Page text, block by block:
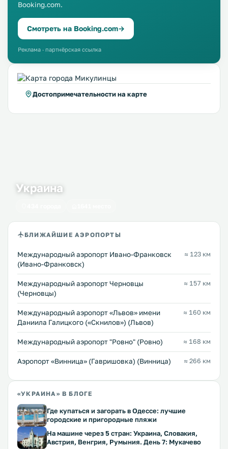
Booking.com.
Смотреть на Booking.com→
Реклама · партнёрская ссылка
Достопримечательности на карте
Украина
БЛИЖАЙШИЕ АЭРОПОРТЫ
Международный аэропорт Ивано-Франковск
(Ивано-Франковск)
≈ 123 км
Международный аэропорт Черновцы
(Черновцы)
≈ 157 км
Междунарoдный аэропорт «Львов» имени
Даниила Галицкого («Скнилов») (Львов)
≈ 160 км
Междунарoдный аэропорт "Ровно" (Ровно) ≈ 168 км
Аэропорт «Винница» (Гавришовка) (Винница) ≈ 266 км
«УКРАИНА» В БЛОГЕ
Где купаться и загорать в Одессе: лучшие
городские и пригородные пляжи
На машине через 5 стран: Украина, Словакия,
Австрия, Венгрия, Румыния. День 7: Мукачево